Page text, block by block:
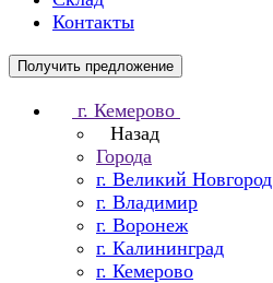
Контакты
Получить предложение
г. Кемерово
Назад
Города
г. Великий Новгород
г. Владимир
г. Воронеж
г. Калининград
г. Кемерово